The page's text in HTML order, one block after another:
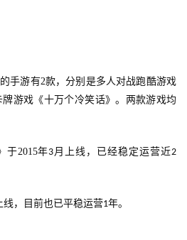
手游有2款，分别是多人对战跑酷游戏
牌游戏《十万个冷笑话》。两款游戏均
于2015年3月上线，已经稳定运营近2
线，目前也已平稳运营1年。